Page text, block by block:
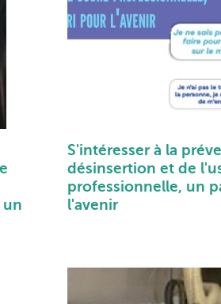
un
S'intéresser à la
désinsertion et de
professionnelle, un
l'avenir